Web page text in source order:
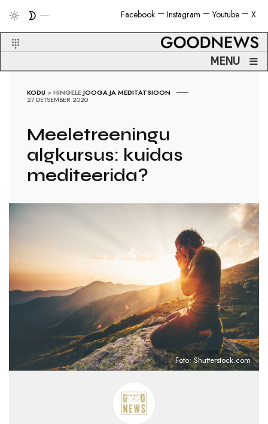
X
Youtube
Instagram
Facebook
MENU ≡
KODU >HINGELEJOOGA JA MEDITATSIOON
27.DETSEMBER 2020
Meeletreeningu
algkursus: kuidas
mediteerida?
Foto: Shutterstock.com